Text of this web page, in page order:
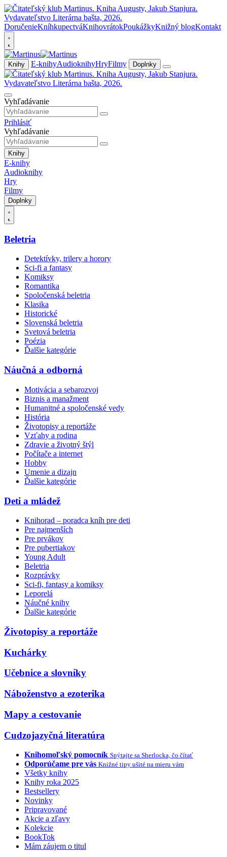
DoručenieKníhkupectváKnihovrátokPoukážkyKnižný blogKontakt
Knihy E-knihyAudioknihyHryFilmy Doplnky
Vyhľadávanie
Prihlásiť
Vyhľadávanie
Knihy
E-knihy
Audioknihy
Hry
Filmy
Doplnky
Beletria
Detektívky, trilery a horory
Sci-fi a fantasy
Komiksy
Romantika
Spoločenská beletria
Klasika
Historické
Slovenská beletria
Svetová beletria
Poézia
Ďalšie kategórie
Náučná a odborná
Motivácia a sebarozvoj
Biznis a manažment
Humanitné a spoločenské vedy
História
Životopisy a reportáže
Vzťahy a rodina
Zdravie a životný štýl
Počítače a internet
Hobby
Umenie a dizajn
Ďalšie kategórie
Deti a mládež
Knihorad – poradca kníh pre deti
Pre najmenších
Pre prvákov
Pre pubertiakov
Young Adult
Beletria
Rozprávky
Sci-fi, fantasy a komiksy
Leporelá
Náučné knihy
Ďalšie kategórie
Životopisy a reportáže
Kuchárky
Učebnice a slovníky
Náboženstvo a ezoterika
Mapy a cestovanie
Cudzojazyčná literatúra
Knihomoľský pomocník Spýtajte sa Sherlocka, čo čítať
Odporúčame pre vás Knižné tipy ušité na mieru vám
Všetky knihy
Knihy roka 2025
Bestsellery
Novinky
Pripravované
Akcie a zľavy
Kolekcie
BookTok
Mám záujem o titul